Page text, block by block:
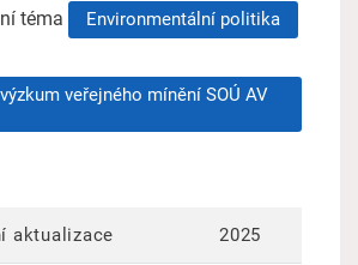
téma Environmentální politika
veřejného mínění SOÚ AV
aktualizace 2025